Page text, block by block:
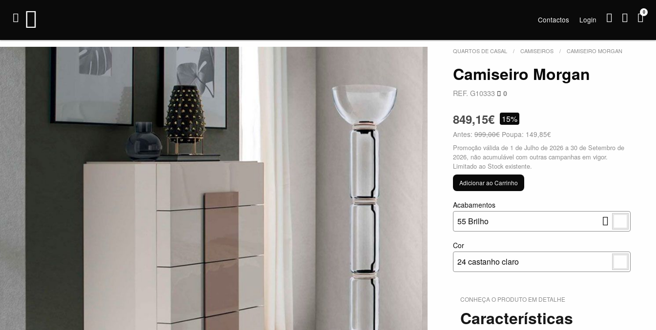
Contactos Login
0
QUARTOS DE CASAL CAMISEIROS CAMISEIRO MORGAN
Camiseiro Morgan
REF. G10333 0
849,15€ 15%
Antes: 999,00€ Poupa: 149,85€
Promoção válida de 1 de Julho de 2026 a 30 de Setembro de
2026, não acumulável com outras campanhas em vigor.
Limitado ao Stock existente.
Adicionar ao Carrinho
Acabamentos
55 Brilho
Cor
24 castanho claro
CONHEÇA O PRODUTO EM DETALHE
Características